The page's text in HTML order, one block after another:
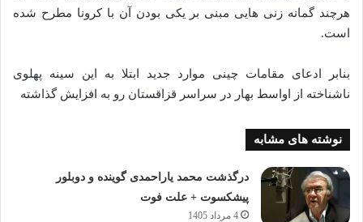
هرچند گمانه زنی هایی مبنی بر یکی بودن آن با کرونا مطرح شده
است.
بنابر ادعای مقامات چینی موارد جدید ابتلا به این سینه پهلوی
ناشناخته از اواسط بهار در سراسر قزاقستان رو به افزایش گذاشته
نوشته های مشابه
درگذشت محمد یاراحمدی گوینده و دوبلور
پیشکسوت + علت فوت
4 مرداد 1405